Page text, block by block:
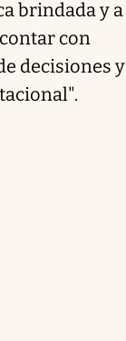
brindada y a
con
decisiones y